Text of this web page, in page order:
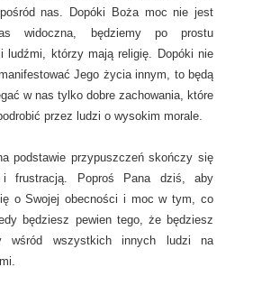
nas. Dopóki Boża moc nie jest
widoczna, będziemy po prostu
ludźmi, którzy mają religię. Dopóki nie
Jego życia innym, to będą
w nas tylko dobre zachowania, które
przez ludzi o wysokim morale.
podstawie przypuszczeń skończy się
i frustracją. Poproś Pana dziś, aby
o Swojej obecności i moc w tym, co
będziesz pewien tego, że będziesz
wśród wszystkich innych ludzi na